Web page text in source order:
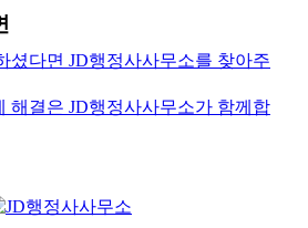
셨다면 JD행정사사무소를 찾아주
해결은 JD행정사사무소가 함께합